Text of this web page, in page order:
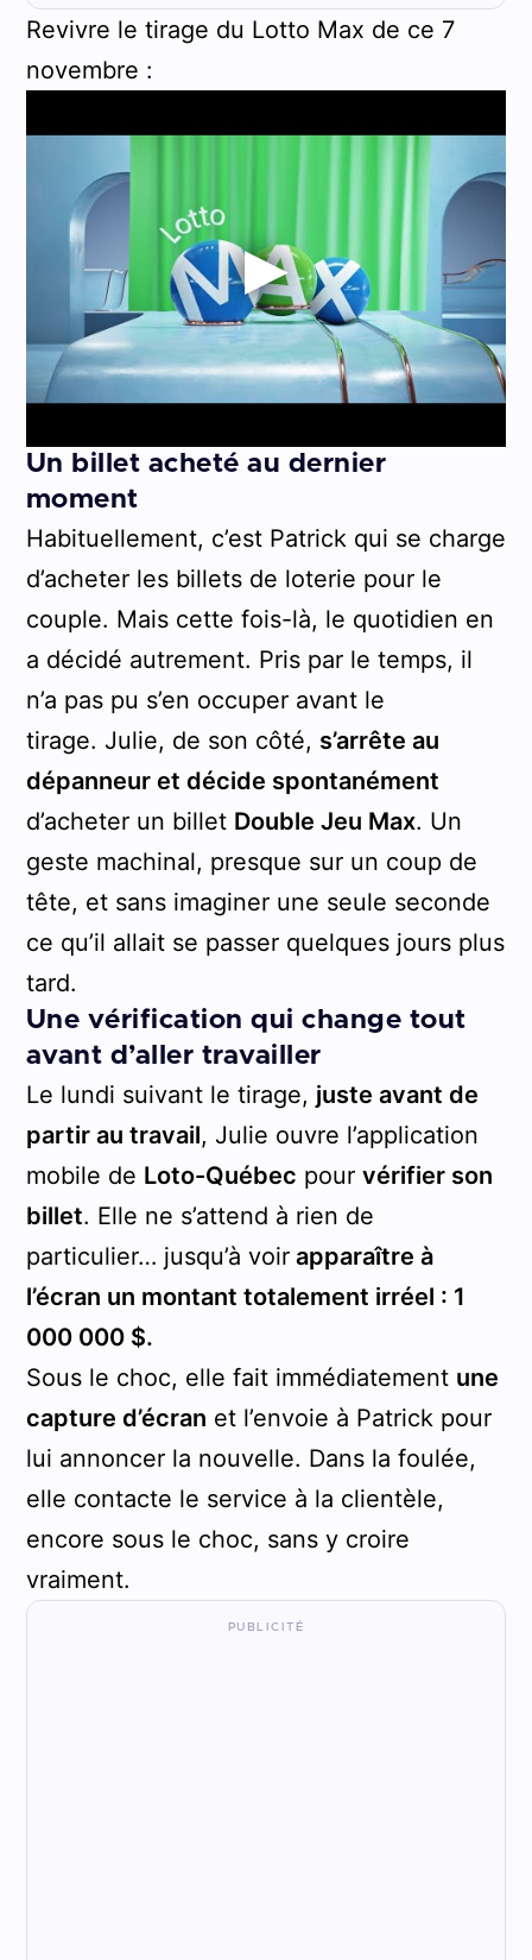
Revivre le tirage du Lotto Max de ce 7
novembre :
Un billet acheté au dernier
moment
Habituellement, c’est Patrick qui se charge
d’acheter les billets de loterie pour le
couple. Mais cette fois-là, le quotidien en
a décidé autrement. Pris par le temps, il
n’a pas pu s’en occuper avant le
tirage. Julie, de son côté, s’arrête au
dépanneur et décide spontanément
d’acheter un billet Double Jeu Max. Un
geste machinal, presque sur un coup de
tête, et sans imaginer une seule seconde
ce qu’il allait se passer quelques jours plus
tard.
Une vérification qui change tout
avant d’aller travailler
Le lundi suivant le tirage, juste avant de
partir au travail, Julie ouvre l’application
mobile de Loto-Québec pour vérifier son
billet. Elle ne s’attend à rien de
particulier… jusqu’à voirapparaître à
l’écran un montant totalement irréel : 1
000 000 $.
Sous le choc, elle fait immédiatement une
capture d’écran et l’envoie à Patrick pour
lui annoncer la nouvelle. Dans la foulée,
elle contacte le service à la clientèle,
encore sous le choc, sans y croire
vraiment.